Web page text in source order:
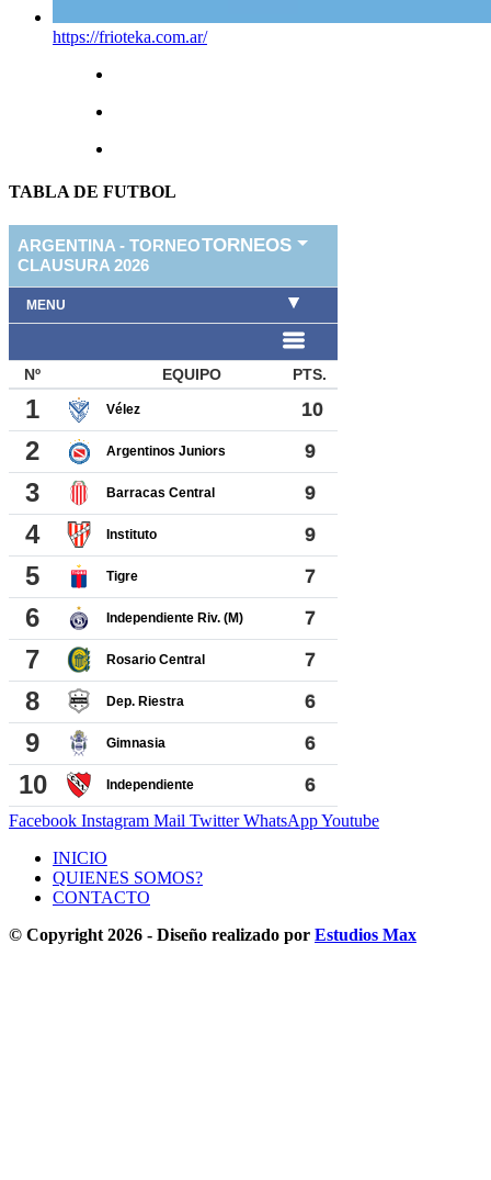
https://frioteka.com.ar/
TABLA DE FUTBOL
Facebook Instagram Mail Twitter WhatsAppYoutube
INICIO
QUIENES SOMOS?
CONTACTO
© Copyright 2026 - Diseño realizado por Estudios Max